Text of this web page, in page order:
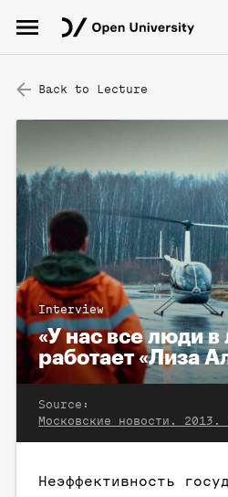
Back to Lecture
Interview
«У нас все люди в
работает «Лиза
Source:
Неэффективность